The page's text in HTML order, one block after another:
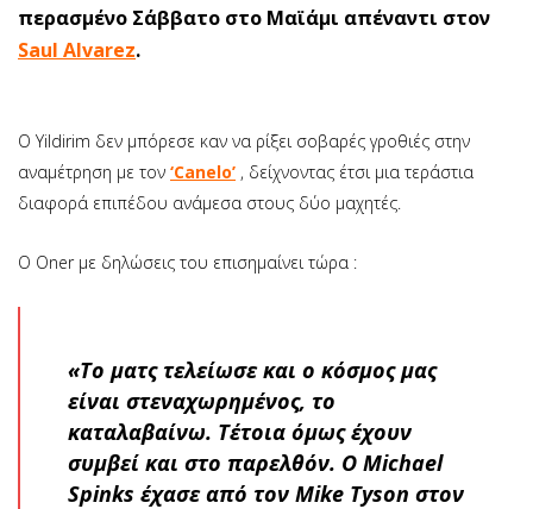
περασμένο Σάββατο στο Μαϊάμι απέναντι στον
Saul Alvarez.
Ο Yildirim δεν μπόρεσε καν να ρίξει σοβαρές γροθιές στην
αναμέτρηση με τον ‘Canelo’ , δείχνοντας έτσι μια τεράστια
διαφορά επιπέδου ανάμεσα στους δύο μαχητές.
Ο Οner με δηλώσεις του επισημαίνει τώρα :
«Το ματς τελείωσε και ο κόσμος μας
είναι στεναχωρημένος, το
καταλαβαίνω. Τέτοια όμως έχουν
συμβεί και στο παρελθόν. Ο Michael
Spinks έχασε από τον Mike Tyson στον